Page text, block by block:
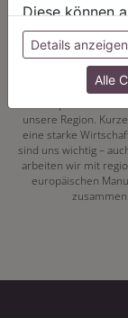
Mit unserer
unsere Region.
eine starke
sind uns wichtig –
arbeiten wir mit
europäischen
zusammen.
Diese können
sie unsere
Einwilligung
Details anzeigen
Alle